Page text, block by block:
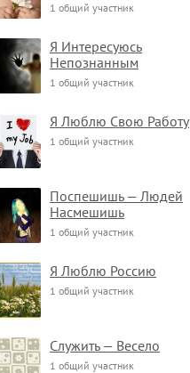
1 общий участник
Я Интересуюсь
Непознанным
1 общий участник
Я Люблю Свою Работу
1 общий участник
Поспешишь — Людей
Насмешишь
1 общий участник
Я Люблю Россию
1 общий участник
Служить — Весело
1 общий участник